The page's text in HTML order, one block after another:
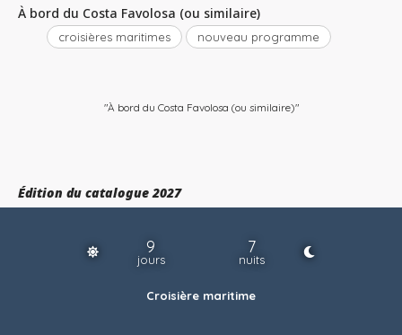
Édition du catalogue 2027
À bord du Costa Favolosa (ou similaire)
croisières maritimes nouveau programme
"À bord du Costa Favolosa (ou similaire)"
9
jours
7
nuits
Croisière maritime